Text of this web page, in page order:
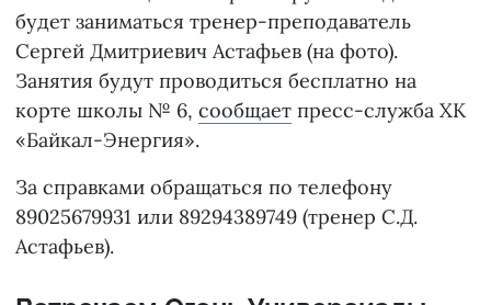
будет заниматься тренер-преподаватель
Сергей Дмитриевич Астафьев (на фото).
Занятия будут проводиться бесплатно на
корте школы № 6, сообщает пресс-служба ХК
«Байкал-Энергия».
За справками обращаться по телефону
89025679931 или 89294389749 (тренер С.Д.
Астафьев).